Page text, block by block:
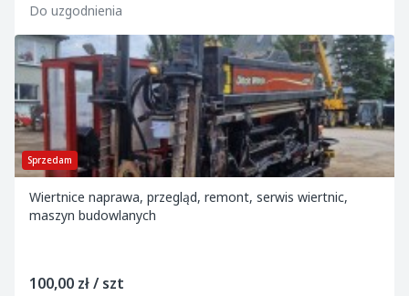
Do uzgodnienia
Sprzedam
Wiertnice naprawa, przegląd, remont, serwis wiertnic,
maszyn budowlanych
100,00 zł / szt